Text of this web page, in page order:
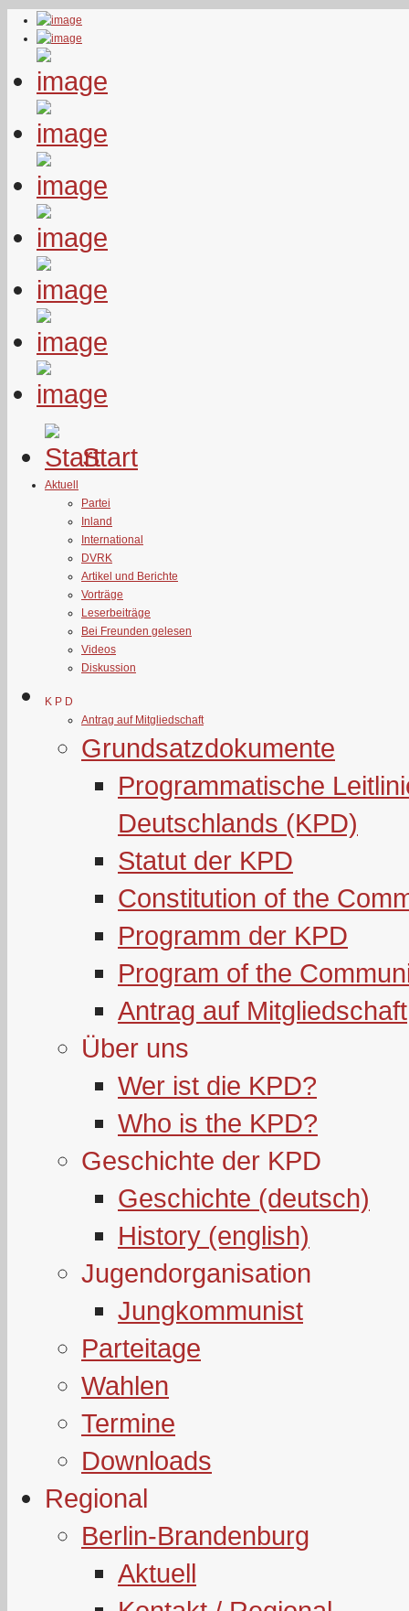
Start
Aktuell
Partei
Inland
International
DVRK
Artikel und Berichte
Vorträge
Leserbeiträge
Bei Freunden gelesen
Videos
Diskussion
K P D
Antrag auf Mitgliedschaft
Grundsatzdokumente
Programmatische
Deutschlands (KPD)
Statut der KPD
Constitution of the
Programm der KPD
Program of the
Antrag auf Mitgliedschaft
Über uns
Wer ist die KPD?
Who is the KPD?
Geschichte der KPD
Geschichte (deutsch)
History (english)
Jugendorganisation
Jungkommunist
Parteitage
Wahlen
Termine
Downloads
Regional
Berlin-Brandenburg
Aktuell